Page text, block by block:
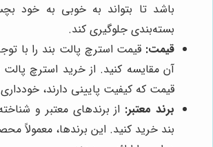
باشد تا بتواند به خوبی به خود
بسته‌بندی جلوگیری کند.
قیمت: قیمت استرچ پالت بند را با
آن مقایسه کنید. از خرید استرچ پالت
قیمت که کیفیت پایینی دارند،
برند معتبر: از برندهای معتبر و
بند خرید کنید. این برندها، معمولاً